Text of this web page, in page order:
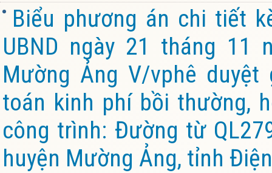
Biểu phương án chi tiết
UBND ngày 21 tháng 11
Mường Ảng V/vphê
toán kinh phí bồi thường,
công trình: Đường từ
huyện Mường Ảng, tỉnh